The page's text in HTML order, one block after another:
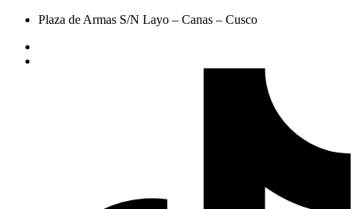
Plaza de Armas S/N Layo – Canas – Cusco